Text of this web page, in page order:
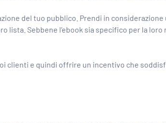
del tuo pubblico. Prendi in
lista. Sebbene l’ebook sia specifico per la
clienti e quindi offrire un incentivo che